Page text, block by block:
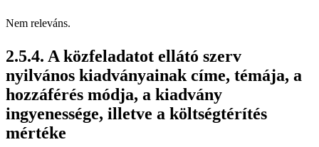
Nem releváns.
A közfeladatot ellátó szerv
nyilvános kiadványainak címe, témája, a
hozzáférés módja, a kiadvány
ingyenessége, illetve a költségtérítés
mértéke